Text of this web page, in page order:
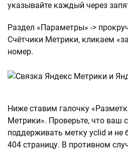
указывайте каждый через
Раздел «Параметры» ->
Счётчики Метрики, кликаем
номер.
Ниже ставим галочку
Метрики». Проверьте, что ваш
поддерживать метку yclid и не
404 страницу. В противном